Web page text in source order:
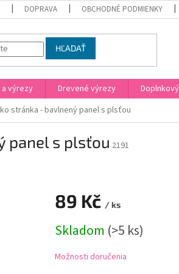
DOPRAVA OBCHODNÉ PODMIENKY
HĽADAŤ
výrezy Drevené výrezy
stránka - bavlnený panel s plsťou
panel s plsťou 2191
89 Kč / ks
cena:
Skladom (>5 ks)
Možnosti doručenia